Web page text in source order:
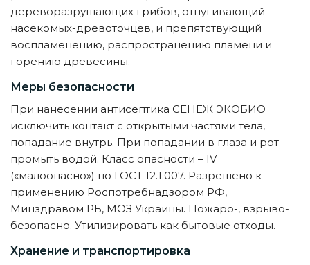
дереворазрушающих грибов, отпугивающий
насекомых-древоточцев, и препятствующий
воспламенению, распространению пламени и
горению древесины.
Меры безопасности
При нанесении антисептика СЕНЕЖ ЭКОБИО
исключить контакт с открытыми частями тела,
попадание внутрь. При попадании в глаза и рот –
промыть водой. Класс опасности – IV
(«малоопасно») по ГОСТ 12.1.007. Разрешено к
применению Роспотребнадзором РФ,
Минздравом РБ, МОЗ Украины. Пожаро-, взрыво-
безопасно. Утилизировать как бытовые отходы.
Хранение и транспортировка